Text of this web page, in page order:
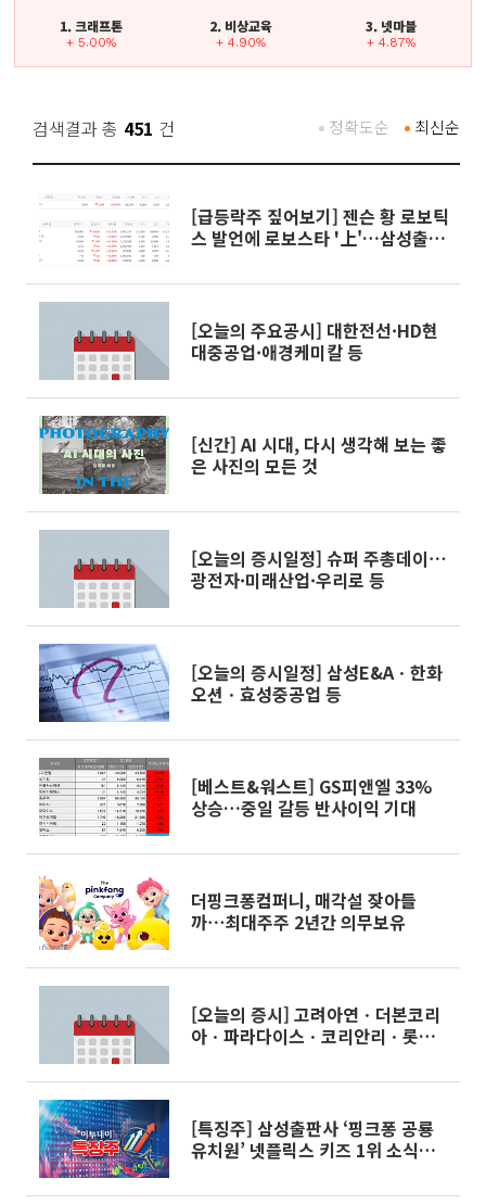
1. 크래프톤
+ 5.00%
2. 비상교육
+ 4.90%
3. 넷마블
+ 4.87%
검색결과 총 451 건 최신순
정확도순
[급등락주 짚어보기] 젠슨 황 로보틱
스 발언에 로보스타 '上'…삼성출판
[오늘의 주요공시] 대한전선·HD현
대중공업·애경케미칼 등
[신간] AI 시대, 다시 생각해 보는 좋
은 사진의 모든 것
[오늘의 증시일정] 슈퍼 주총데이⋯
광전자·미래산업·우리로 등
[오늘의 증시일정] 삼성E&Aㆍ한화
오션ㆍ효성중공업 등
[베스트&워스트] GS피앤엘 33%
상승…중일 갈등 반사이익 기대
더핑크퐁컴퍼니, 매각설 잦아들
까⋯최대주주 2년간 의무보유
[오늘의 증시] 고려아연ㆍ더본코리
아ㆍ파라다이스ㆍ코리안리ㆍ롯데
[특징주] 삼성출판사 ‘핑크퐁 공룡
유치원’ 넷플릭스 키즈 1위 소식에